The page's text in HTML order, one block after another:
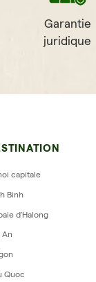
Garantie
juridique
capitale
Binh
d'Halong
An
Quoc